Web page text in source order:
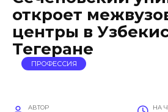
откроет
центры в
Тегеране
ПРОФЕССИЯ
АВТОР НА